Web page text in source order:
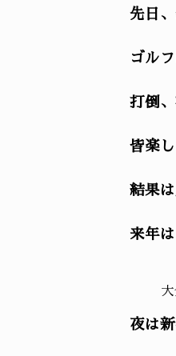
先日
ゴル
打倒
皆楽
結果
来年
夜は新